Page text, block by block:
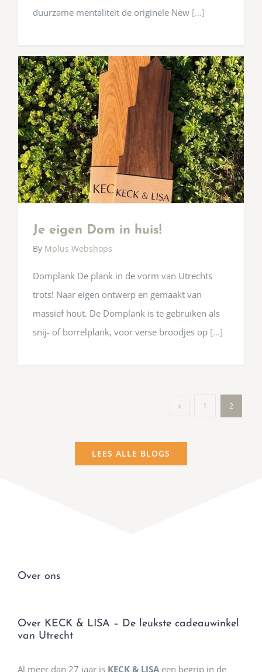
duurzame mentaliteit de originele New [...]
Je eigen Dom in huis!
By Mplus Webshops
Domplank De plank in de vorm van Utrechts
trots! Naar eigen ontwerp en gemaakt van
massief hout. De Domplank is te gebruiken als
snij- of borrelplank, voor verse broodjes op [...]
1 2
LEES ALLE BLOGS
Over ons
Over KECK & LISA – De leukste cadeauwinkel
van Utrecht
Al meer dan 27 jaar is KECK & LISAeen begrip in de